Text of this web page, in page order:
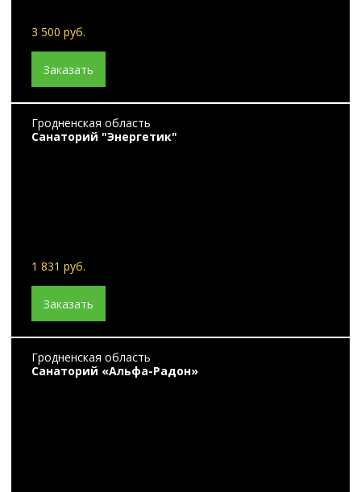
3 500 руб.
Заказать
Гродненская область
Санаторий "Энергетик"
1 831 руб.
Заказать
Гродненская область
Санаторий «Альфа-Радон»